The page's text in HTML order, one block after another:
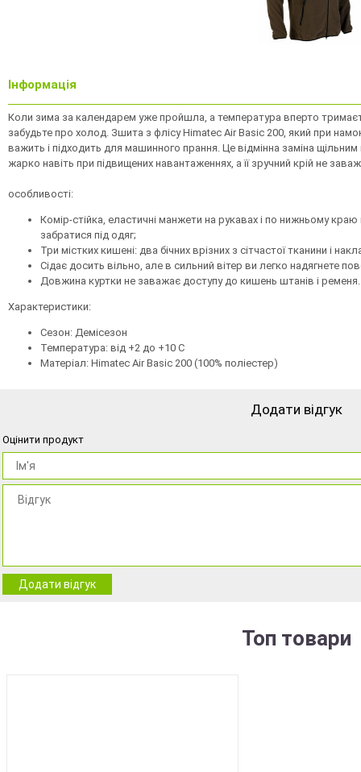
Інформація
Коли зима за календарем уже пройшла, а температура вперто
забудьте про холод. Зшита з флісу Himatec Air Basic 200, який при
важить і підходить для машинного прання. Це відмінна заміна
жарко навіть при підвищених навантаженнях, а її зручний крій не
особливості:
Комір-стійка, еластичні манжети на рукавах і по нижньому
забратися під одяг;
Три містких кишені: два бічних врізних з сітчастої тканини і
Сідає досить вільно, але в сильний вітер ви легко надягнете
Довжина куртки не заважає доступу до кишень штанів і ременя.
Характеристики:
Сезон: Демісезон
Температура: від +2 до +10 С
Матеріал: Himatec Air Basic 200 (100% поліестер)
Додати відгук
Оцінити продукт
Додати відгук
Топ товари